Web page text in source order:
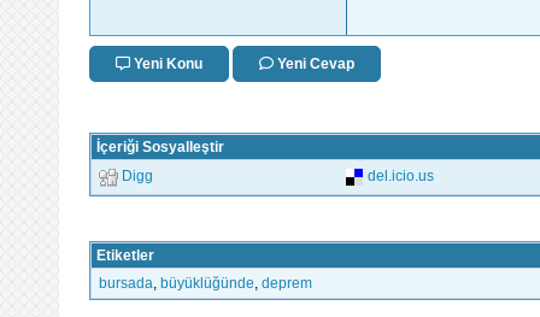
Yeni Konu Yeni Cevap
İçeriği Sosyalleştir
Digg del.icio.us
Etiketler
bursada
büyüklüğünde deprem